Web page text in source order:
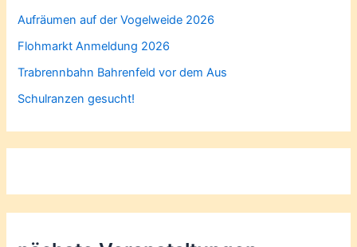
Aufräumen auf der Vogelweide 2026
Flohmarkt Anmeldung 2026
Trabrennbahn Bahrenfeld vor dem Aus
Schulranzen gesucht!